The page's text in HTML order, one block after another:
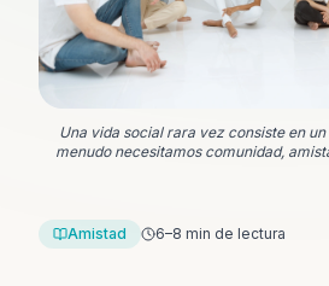
Una vida social rara vez consiste en
menudo necesitamos comunidad,
Amistad 6–8 min de lectura